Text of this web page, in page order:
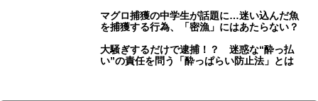
マグロ捕獲の中学生が話題に…迷い込んだ魚
を捕獲する行為、「密漁」にはあたらない？
大騒ぎするだけで逮捕！？ 迷惑な“酔っ払
い”の責任を問う「酔っぱらい防止法」とは